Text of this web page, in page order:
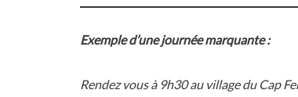
Exemple d’une journée marquante :
Rendez vous à 9h30 au village du Cap